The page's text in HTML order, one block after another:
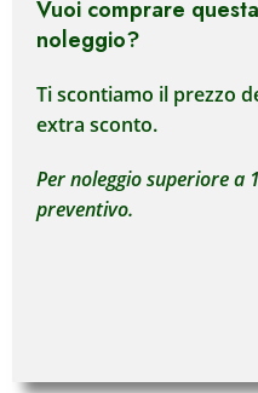
Vuoi comprare
noleggio?
Ti scontiamo il prezzo
extra sconto.
Per noleggio superiore
preventivo.